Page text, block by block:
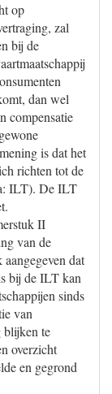
op
zal
bij de
dan wel
compensatie
is dat het
richten tot de
ILT). De ILT
II
van de
dat
bij de ILT kan
sinds
van
blijken te
overzicht
en gegrond